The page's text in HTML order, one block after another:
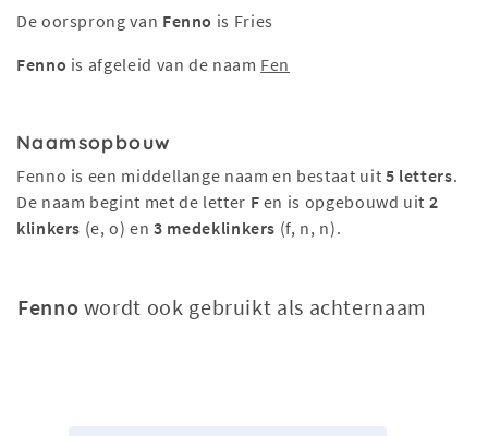
De oorsprong van Fenno is Fries
Fenno is afgeleid van de naam Fen
Naamsopbouw
Fenno is een middellange naam en bestaat uit 5 letters.
De naam begint met de letter F en is opgebouwd uit 2
klinkers (e, o) en3 medeklinkers (f, n, n).
Fenno wordt ook gebruikt als achternaam